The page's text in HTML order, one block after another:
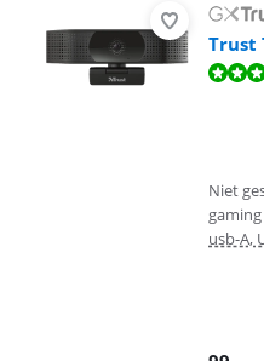
Trust
Beoordeling is 8,3 van de 10,
Niet
gaming
usb-A,